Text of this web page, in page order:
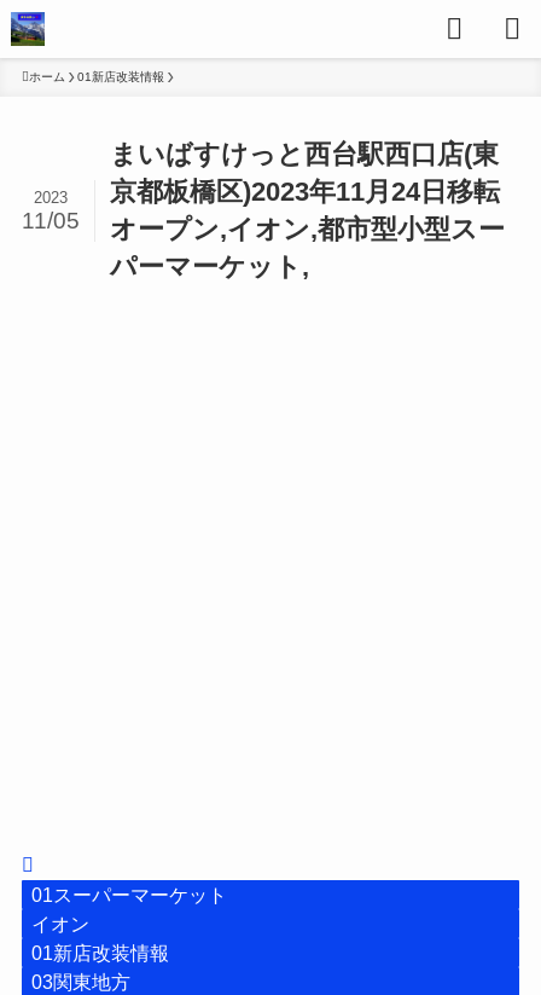
ホーム 01新店改装情報
まいばすけっと西台駅西口店(東
京都板橋区)2023年11月24日移転
オープン,イオン,都市型小型スー
パーマーケット,
2023
11/05
01スーパーマーケット
イオン
01新店改装情報
03関東地方